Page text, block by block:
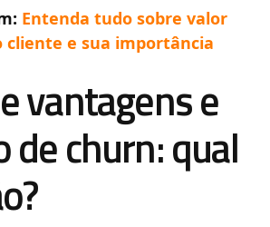
Entenda tudo sobre valor
cliente e sua importância
vantagens e
de churn: qual